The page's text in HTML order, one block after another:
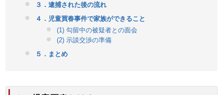
３．逮捕された後の流れ
４．児童買春事件で家族ができること
(1) 勾留中の被疑者との面会
(2) 示談交渉の準備
５．まとめ